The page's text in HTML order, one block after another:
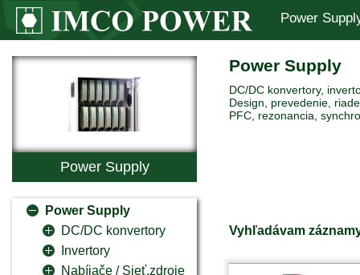
Power
Power Supply
Power Supply
DC/DC konvertory
Invertory
Nabíjače / Sieť.zdroje
Power Supply
DC/DC konvertory,
Design, prevedenie,
PFC, rezonancia,
Vyhľadávam